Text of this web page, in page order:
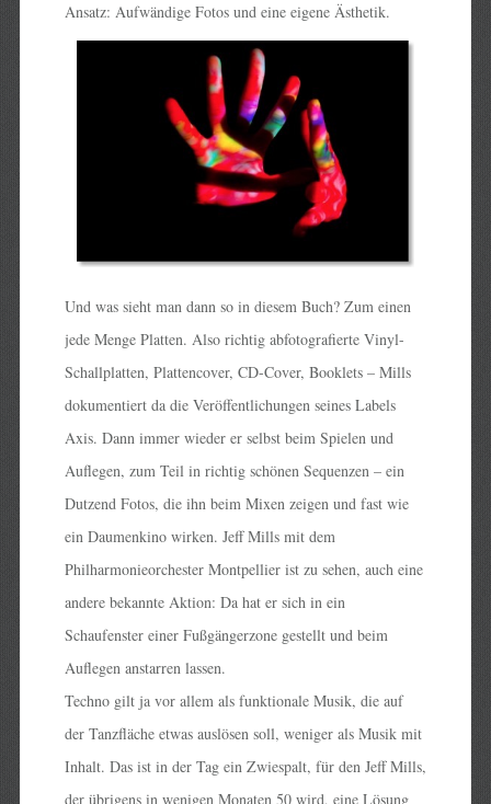
Ansatz: Aufwändige Fotos und eine eigene Ästhetik.
Und was sieht man dann so in diesem Buch? Zum einen
jede Menge Platten. Also richtig abfotografierte Vinyl-
Schallplatten, Plattencover, CD-Cover, Booklets – Mills
dokumentiert da die Veröffentlichungen seines Labels
Axis. Dann immer wieder er selbst beim Spielen und
Auflegen, zum Teil in richtig schönen Sequenzen – ein
Dutzend Fotos, die ihn beim Mixen zeigen und fast wie
ein Daumenkino wirken. Jeff Mills mit dem
Philharmonieorchester Montpellier ist zu sehen, auch eine
andere bekannte Aktion: Da hat er sich in ein
Schaufenster einer Fußgängerzone gestellt und beim
Auflegen anstarren lassen.
Techno gilt ja vor allem als funktionale Musik, die auf
der Tanzfläche etwas auslösen soll, weniger als Musik mit
Inhalt. Das ist in der Tag ein Zwiespalt, für den Jeff Mills,
der übrigens in wenigen Monaten 50 wird, eine Lösung